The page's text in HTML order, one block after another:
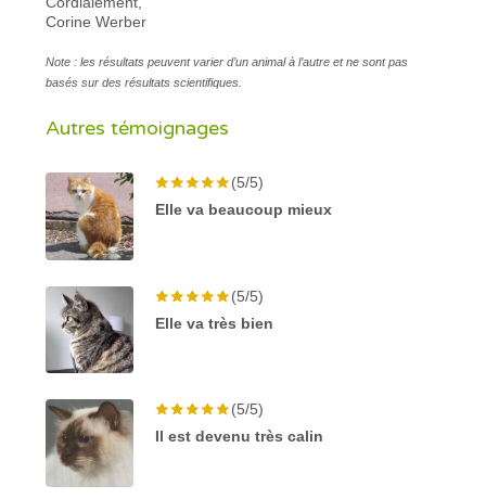
Corine Werber
Note : les résultats peuvent varier d’un animal à l’autre et ne sont pas
basés sur des résultats scientifiques.
Autres témoignages
(5/5)
Elle va beaucoup mieux
(5/5)
Elle va très bien
(5/5)
Il est devenu très calin